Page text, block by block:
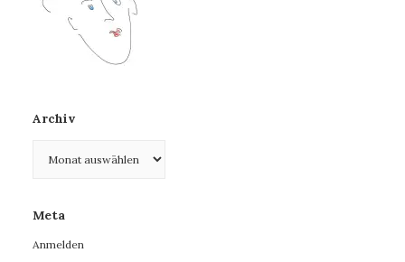
Archiv
Meta
Anmelden